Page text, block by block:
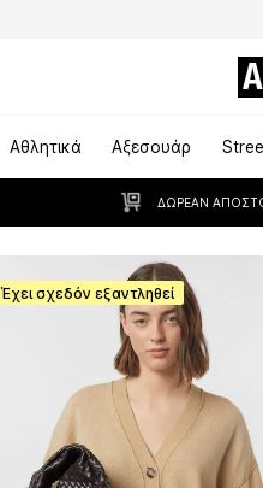
Αθλητικά Αξεσουάρ
ΔΩΡΕΆΝ
Έχει σχεδόν εξαντληθεί